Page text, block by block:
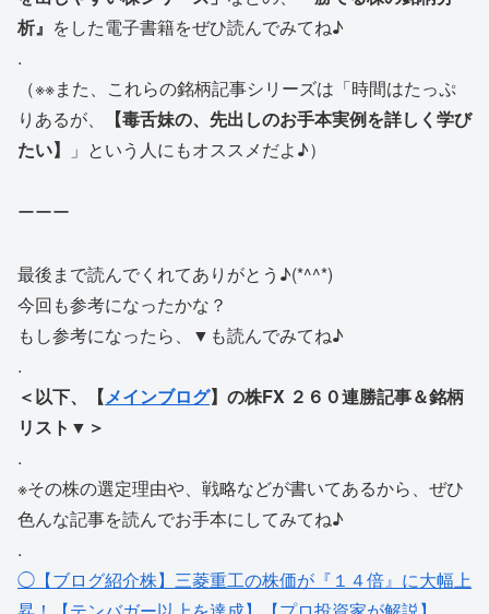
析』 をした電子書籍をぜひ読んでみてね♪
.
（※※また、これらの銘柄記事シリーズは「時間はたっぷ
りあるが、
【毒舌妹の、先出しのお手本実例を詳しく学び
たい】
」という人にもオススメだよ♪）
ーーー
最後まで読んでくれてありがとう♪(*^^*)
今回も参考になったかな？
もし参考になったら、▼も読んでみてね♪
.
＜以下、【メインブログ】の株FX ２６０連勝記事＆銘柄
リスト▼＞
.
※その株の選定理由や、戦略などが書いてあるから、ぜひ
色んな記事を読んでお手本にしてみてね♪
.
◯【ブログ紹介株】三菱重工の株価が『１４倍』に大幅上